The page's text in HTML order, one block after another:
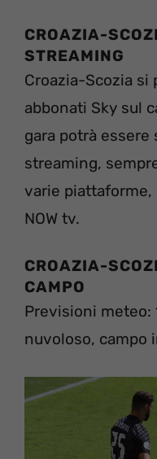
CROAZIA-
STREAMING
Croazia-Scozia si
abbonati Sky sul
gara potrà
streaming,
varie piattaforme,
NOW tv.
CROAZIA-
CAMPO
Previsioni meteo:
nuvoloso, campo